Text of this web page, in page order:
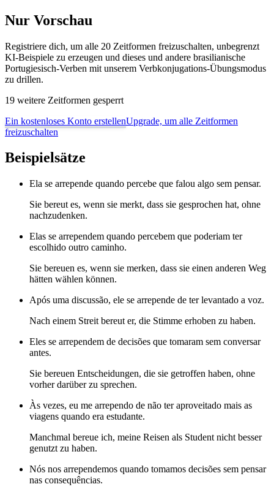
Nur Vorschau
Registriere dich, um alle 20 Zeitformen freizuschalten, unbegrenzt
KI-Beispiele zu erzeugen und dieses und andere brasilianische
Portugiesisch-Verben mit unserem Verbkonjugations-Übungsmodus
zu drillen.
19 weitere Zeitformen gesperrt
Ein kostenloses Konto erstellenUpgrade, um alle Zeitformen
freizuschalten
Beispielsätze
Ela se arrepende quando percebe que falou algo sem pensar.
Sie bereut es, wenn sie merkt, dass sie gesprochen hat, ohne
nachzudenken.
Elas se arrependem quando percebem que poderiam ter
escolhido outro caminho.
Sie bereuen es, wenn sie merken, dass sie einen anderen Weg
hätten wählen können.
Após uma discussão, ele se arrepende de ter levantado a voz.
Nach einem Streit bereut er, die Stimme erhoben zu haben.
Eles se arrependem de decisões que tomaram sem conversar
antes.
Sie bereuen Entscheidungen, die sie getroffen haben, ohne
vorher darüber zu sprechen.
Às vezes, eu me arrependo de não ter aproveitado mais as
viagens quando era estudante.
Manchmal bereue ich, meine Reisen als Student nicht besser
genutzt zu haben.
Nós nos arrependemos quando tomamos decisões sem pensar
nas consequências.